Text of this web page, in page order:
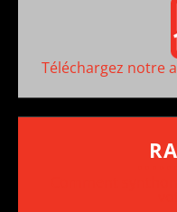
Téléchargez notre